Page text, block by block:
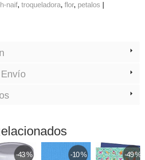
naif troqueladora flor petalos |
% -49 %